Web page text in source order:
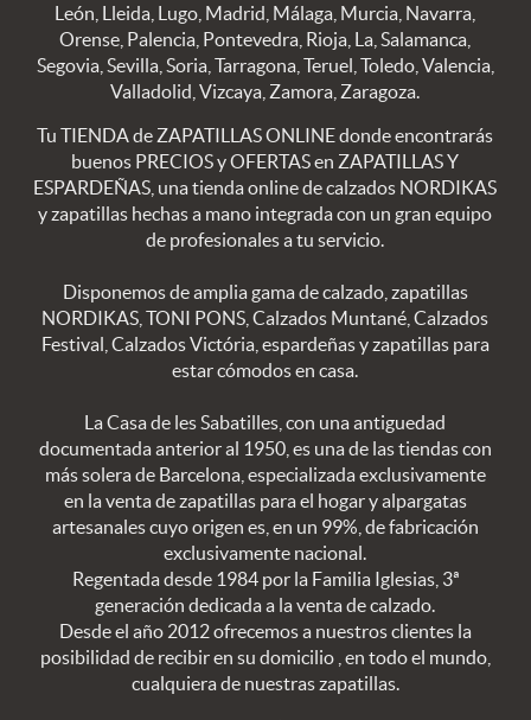
León, Lleida, Lugo, Madrid, Málaga, Murcia, Navarra,
Orense, Palencia, Pontevedra, Rioja, La, Salamanca,
Segovia, Sevilla, Soria, Tarragona, Teruel, Toledo, Valencia,
Valladolid, Vizcaya, Zamora, Zaragoza.
Tu TIENDA de ZAPATILLAS ONLINE donde encontrarás
buenos PRECIOS y OFERTAS en ZAPATILLAS Y
ESPARDEÑAS, una tienda online de calzados NORDIKAS
y zapatillas hechas a mano integrada con un gran equipo
de profesionales a tu servicio.
Disponemos de amplia gama de calzado, zapatillas
NORDIKAS, TONI PONS, Calzados Muntané, Calzados
Festival, Calzados Victória, espardeñas y zapatillas para
estar cómodos en casa.
La Casa de les Sabatilles, con una antiguedad
documentada anterior al 1950, es una de las tiendas con
más solera de Barcelona, especializada exclusivamente
en la venta de zapatillas para el hogar y alpargatas
artesanales cuyo origen es, en un 99%, de fabricación
exclusivamente nacional.
Regentada desde 1984 por la Familia Iglesias, 3ª
generación dedicada a la venta de calzado.
Desde el año 2012 ofrecemos a nuestros clientes la
posibilidad de recibir en su domicilio , en todo el mundo,
cualquiera de nuestras zapatillas.